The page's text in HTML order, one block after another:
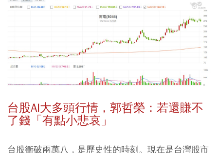
台股AI大多頭行情，郭哲榮：若還賺不
了錢「有點小悲哀」
台股衝破兩萬八，是歷史性的時刻。現在是台灣股市